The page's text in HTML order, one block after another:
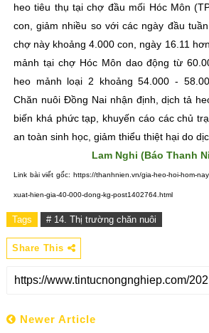
heo tiêu thụ tại chợ đầu mối Hóc Môn
con, giảm nhiều so với các ngày đầu
chợ này khoảng 4.000 con, ngày 16.11
mảnh tại chợ Hóc Môn dao động từ
heo mảnh loại 2 khoảng 54.000 -
Chăn nuôi Đồng Nai nhận định, dịch tả
biến khá phức tạp, khuyến cáo các chủ
an toàn sinh học, giảm thiểu thiệt hại do
Lam Nghi (Báo Thanh
Link bài viết gốc: https://thanhnien.vn/gia-heo-hoi-hom-
xuat-hien-gia-40-000-dong-kg-post1402764.html
Tags # 14. Thị trường chăn nuôi
Share This
Newer Article